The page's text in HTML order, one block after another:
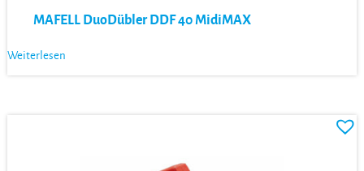
MAFELL DuoDübler DDF 40 MidiMAX
Weiterlesen